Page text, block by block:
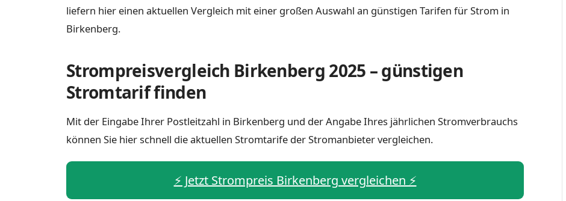
liefern hier einen aktuellen Vergleich mit einer großen Auswahl an günstigen Tarifen für Strom in
Birkenberg.
Strompreisvergleich Birkenberg 2025 – günstigen
Stromtarif finden
Mit der Eingabe Ihrer Postleitzahl in Birkenberg und der Angabe Ihres jährlichen Stromverbrauchs
können Sie hier schnell die aktuellen Stromtarife der Stromanbieter vergleichen.
⚡️ Jetzt Strompreis Birkenberg vergleichen ⚡️